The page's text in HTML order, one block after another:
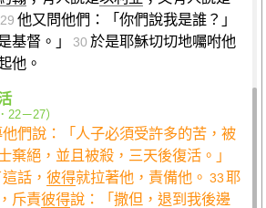
29 他又問他們：「你們說我是誰？」
基督。」 30 於是耶穌切切地囑咐他
他。
22－27）
們說：「人子必須受許多的苦，被
棄絕，並且被殺，三天後復活。」
話， 彼得就拉著他，責備他。 33 耶
斥責彼得說：「撒但，退到我後邊